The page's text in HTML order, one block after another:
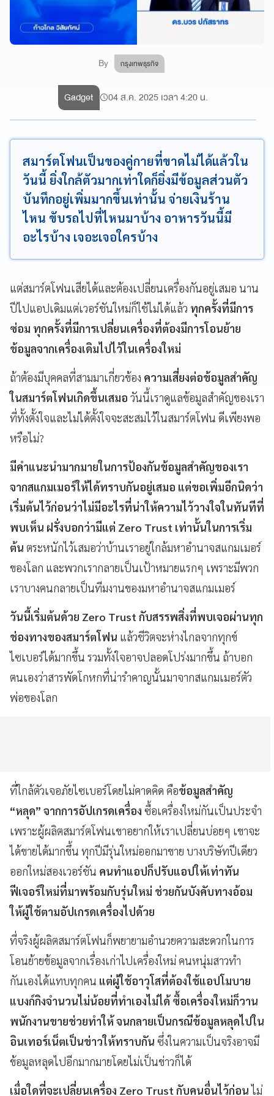
By กรุงเทพธุรกิจ
Gadget 04 ส.ค. 2025 เวลา 4:20 น.
สมาร์ตโฟนเป็นของคู่กายที่ขาดไม่ได้แล้วใน
วันนี้ ยิ่งใกล้ตัวมากเท่าใดก็ยิ่งมีข้อมูลส่วนตัว
บันทึกอยู่เพิ่มมากขึ้นเท่านั้น จ่ายเงินร้าน
ไหน ขับรถไปที่ไหนมาบ้าง อาหารวันนี้มี
อะไรบ้าง เจอะเจอใครบ้าง
แต่สมาร์ตโฟนเสียได้และต้องเปลี่ยนเครื่องกันอยู่เสมอ นาน
ปีไปแอปเดิมแต่เวอร์ชันใหม่ก็ใช้ไม่ได้แล้ว ทุกครั้งที่มีการ
ซ่อม ทุกครั้งที่มีการเปลี่ยนเครื่องที่ต้องมีการโอนย้าย
ข้อมูลจากเครื่องเดิมไปไว้ในเครื่องใหม่
ถ้าต้องมีบุคคลที่สามมาเกี่ยวข้อง ความเสี่ยงต่อข้อมูลสำคัญ
ในสมาร์ตโฟนเกิดขึ้นเสมอ วันนี้เราดูแลข้อมูลสำคัญของเรา
ที่ทั้งตั้งใจและไม่ได้ตั้งใจจะสะสมไว้ในสมาร์ตโฟน ดีเพียงพอ
หรือไม่?
มีคำแนะนำมากมายในการป้องกันข้อมูลสำคัญของเรา
จากสแกมเมอร์ให้ได้ทราบกันอยู่เสมอ แต่ขอเพิ่มอีกนิดว่า
เริ่มต้นไว้ก่อนว่าไม่มีอะไรที่น่าให้ความไว้วางใจในทันทีที่
พบเห็น ฝรั่งบอกว่ามีแต่ Zero Trust เท่านั้นในการเริ่ม
ต้น ตระหนักไว้เสมอว่าบ้านเราอยู่ใกล้มหาอำนาจสแกมเมอร์
ของโลก และพวกเรากลายเป็นเป้าหมายแรกๆ เพราะมีพวก
เราบางคนกลายเป็นทีมงานของมหาอำนาจสแกมเมอร์
วันนี้เริ่มต้นด้วย Zero Trust กับสรรพสิ่งที่พบเจอผ่านทุก
ช่องทางของสมาร์ตโฟน แล้วชีวิตจะห่างไกลจากทุกข์
ไซเบอร์ได้มากขึ้น รวมทั้งใจอาจปลอดโปร่งมากขึ้น ถ้าบอก
ตนเองว่าสารพัดโกหกที่น่ารำคาญนั้นมาจากสแกมเมอร์ตัว
พ่อของโลก
ที่ใกล้ตัวเจอภัยไซเบอร์โดยไม่คาดคิด คือข้อมูลสำคัญ
“หลุด” จากการอัปเกรดเครื่อง ซื้อเครื่องใหม่กันเป็นประจำ
เพราะผู้ผลิตสมาร์ตโฟนเขาอยากให้เราเปลี่ยนบ่อยๆ เขาจะ
ได้ขายได้มากขึ้น ทุกปีมีรุ่นใหม่ออกมาขาย บางบริษัทปีเดียว
ออกใหม่สองเวอร์ชัน คนทำแอปก็ปรับแอปให้เท่าทัน
ฟีเจอร์ใหม่ที่มาพร้อมกับรุ่นใหม่ ช่วยกันบังคับทางอ้อม
ให้ผู้ใช้ตามอัปเกรดเครื่องไปด้วย
ที่จริงผู้ผลิตสมาร์ตโฟนก็พยายามอำนวยความสะดวกในการ
โอนย้ายข้อมูลจากเรื่องเก่าไปเครื่องใหม่ คนหนุ่มสาวทำ
กันเองได้แทบทุกคน แต่ผู้ใช้อาวุโสที่ต้องใช้แอปโมบาย
แบงก์กิงจำนวนไม่น้อยที่ทำเองไม่ได้ ซื้อเครื่องใหม่ก็วาน
พนักงานขายช่วยทำให้ จนกลายเป็นกรณีข้อมูลหลุดไปใน
อินเทอร์เน็ตเป็นข่าวให้ทราบกัน ซึ่งในความเป็นจริงอาจมี
ข้อมูลหลุดไปอีกมากมายโดยไม่เป็นข่าวก็ได้
เมื่อใดที่จะเปลี่ยนเครื่อง Zero Trust กับคนอื่นไว้ก่อนไม่